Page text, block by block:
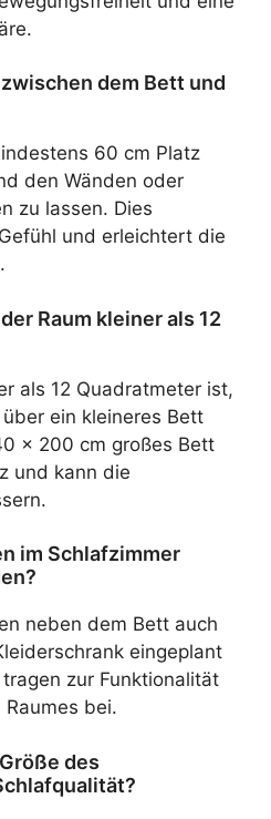
dem Bett und
60 cm Platz
den Wänden oder
zu lassen. Dies
und erleichtert die
Raum kleiner als 12
als 12 Quadratmeter ist,
ein kleineres Bett
x 200 cm großes Bett
und kann die
im Schlafzimmer
neben dem Bett auch
eingeplant
zur Funktionalität
bei.
des